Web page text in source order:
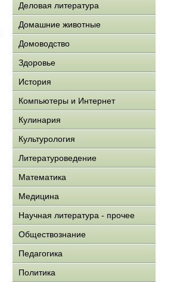
Деловая литература
Домашние животные
Домоводство
Здоровье
История
Компьютеры и Интернет
Кулинария
Культурология
Литературоведение
Математика
Медицина
Научная литература - прочее
Обществознание
Педагогика
Политика